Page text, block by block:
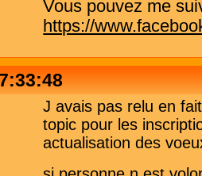
Vous pouvez me
https://
J avais pas relu en
topic pour les
actualisation des